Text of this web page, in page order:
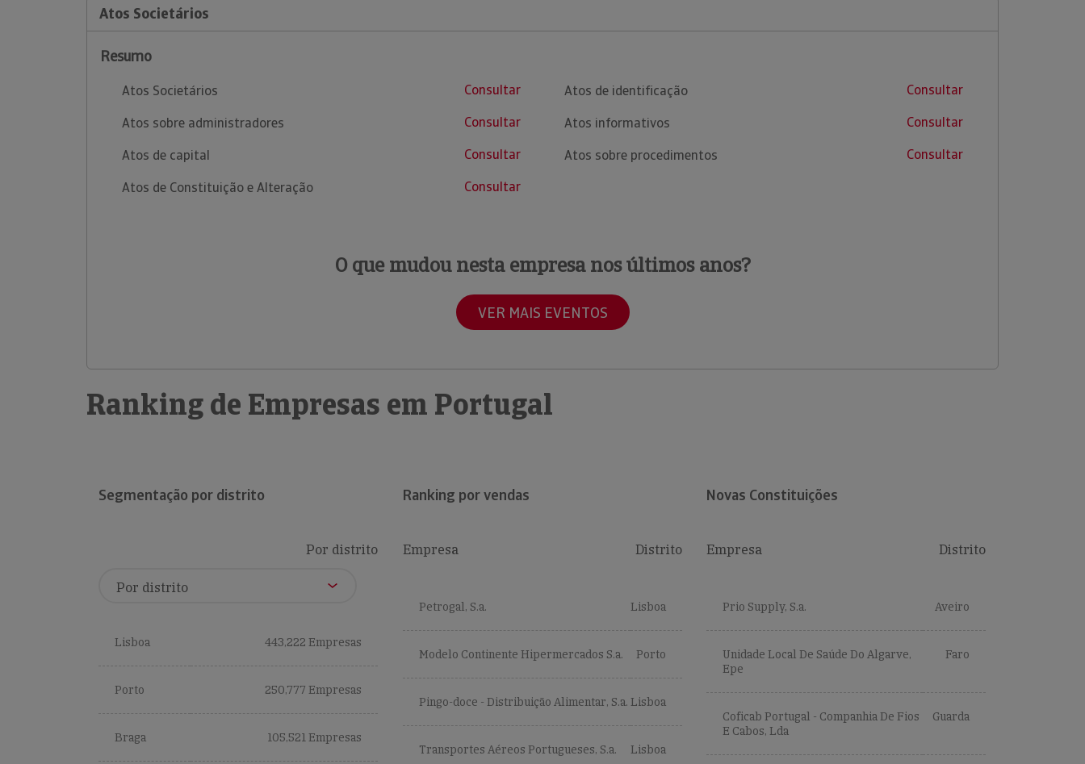
Atos Societários
Resumo
Atos Societários
Consultar
Atos sobre administradores
Consultar
Atos de capital
Consultar
Atos de Constituição e Alteração
Consultar
Atos de identificação
Consultar
Atos informativos
Consultar
Atos sobre procedimentos
Consultar
O que mudou nesta empresa nos últimos anos?
VER MAIS EVENTOS
Ranking de Empresas em Portugal
Segmentação por distrito
Por distrito
Lisboa 443,222 Empresas
Porto 250,777 Empresas
Braga 105,521 Empresas
Ranking por vendas
Empresa Distrito
Petrogal, S.a. Lisboa
Modelo Continente Hipermercados S.a. Porto
Pingo-doce - Distribuição Alimentar, S.a. Lisboa
Transportes Aéreos Portugueses, S.a. Lisboa
Novas Constituições
Empresa Distrito
Prio Supply, S.a. Aveiro
Unidade Local De Saúde Do Algarve,
Epe
Faro
Coficab Portugal - Companhia De Fios
E Cabos, Lda
Guarda